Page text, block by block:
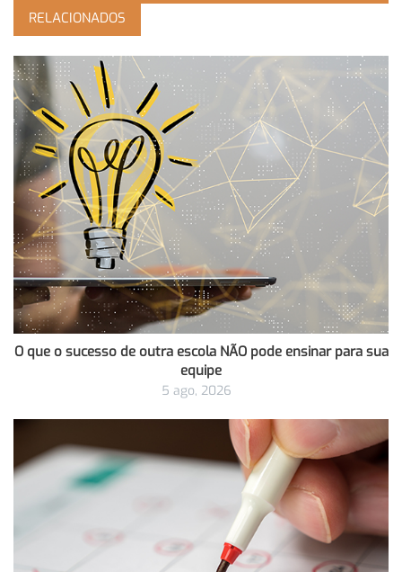
RELACIONADOS
O que o sucesso de outra escola NÃO pode ensinar para sua
equipe
5 ago, 2026